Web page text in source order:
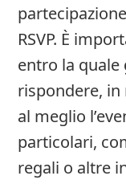
RSVP. È
entro la
rispondere,
al meglio
particolari,
regali o altre